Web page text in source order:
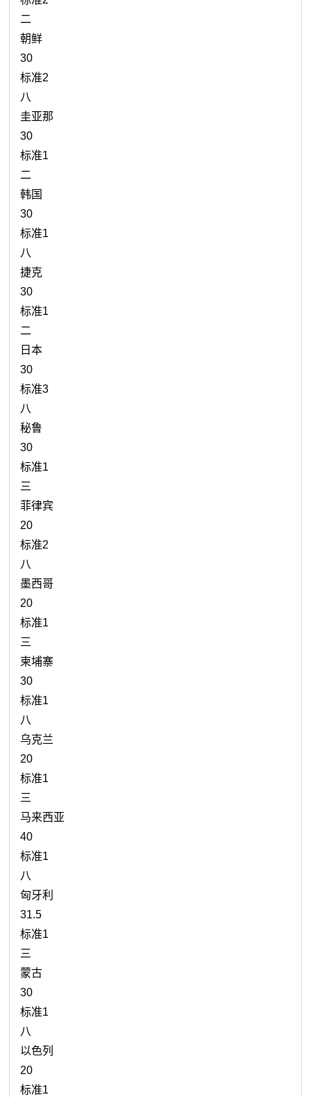
二
朝鲜
30
标准2
八
圭亚那
30
标准1
二
韩国
30
标准1
八
捷克
30
标准1
二
日本
30
标准3
八
秘鲁
30
标准1
三
菲律宾
20
标准2
八
墨西哥
20
标准1
三
柬埔寨
30
标准1
八
乌克兰
20
标准1
三
马来西亚
40
标准1
八
匈牙利
31.5
标准1
三
蒙古
30
标准1
八
以色列
20
标准1